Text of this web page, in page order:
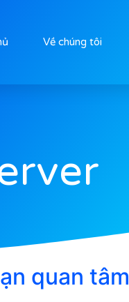
Về chúng tôi
quan tâm